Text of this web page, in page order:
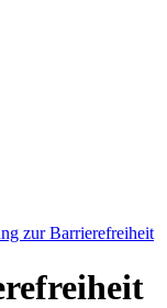
zur Barrierefreiheit